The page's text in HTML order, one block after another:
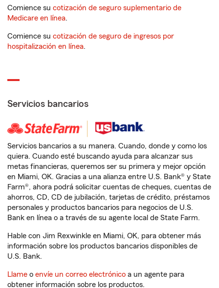
Comience su cotización de seguro suplementario de
Medicare en línea.
Comience su cotización de seguro de ingresos por
hospitalización en línea.
Servicios bancarios
Servicios bancarios a su manera. Cuando, donde y como los
quiera. Cuando esté buscando ayuda para alcanzar sus
metas financieras, queremos ser su primera y mejor opción
en Miami, OK. Gracias a una alianza entre U.S. Bank® y State
Farm®, ahora podrá solicitar cuentas de cheques, cuentas de
ahorros, CD, CD de jubilación, tarjetas de crédito, préstamos
personales y productos bancarios para negocios de U.S.
Bank en línea o a través de su agente local de State Farm.
Hable con Jim Rexwinkle en Miami, OK, para obtener más
información sobre los productos bancarios disponibles de
U.S. Bank.
Llame o envíe un correo electrónico a un agente para
obtener información sobre los productos.